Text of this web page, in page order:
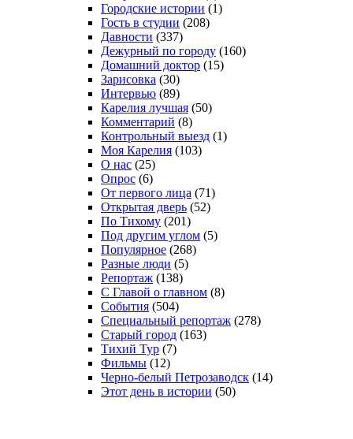
Городские истории (1)
Гость в студии (208)
Давности (337)
Дежурный по городу (160)
Домашний доктор (15)
Зарисовка (30)
Интервью (89)
Карелия лучшая (50)
Комментарий (8)
Контрольный выезд (1)
Моя Карелия (103)
О нас (25)
Опрос (6)
От первого лица (71)
Открытая дверь (52)
По Тихому (201)
Под другим углом (5)
Популярное (268)
Разные люди (5)
Репортаж (138)
С Главой о главном (8)
События (504)
Специальный репортаж (278)
Старый город (163)
Тихий Тур (7)
Фильмы (12)
Черно-белый Петрозаводск (14)
Этот день в истории (50)